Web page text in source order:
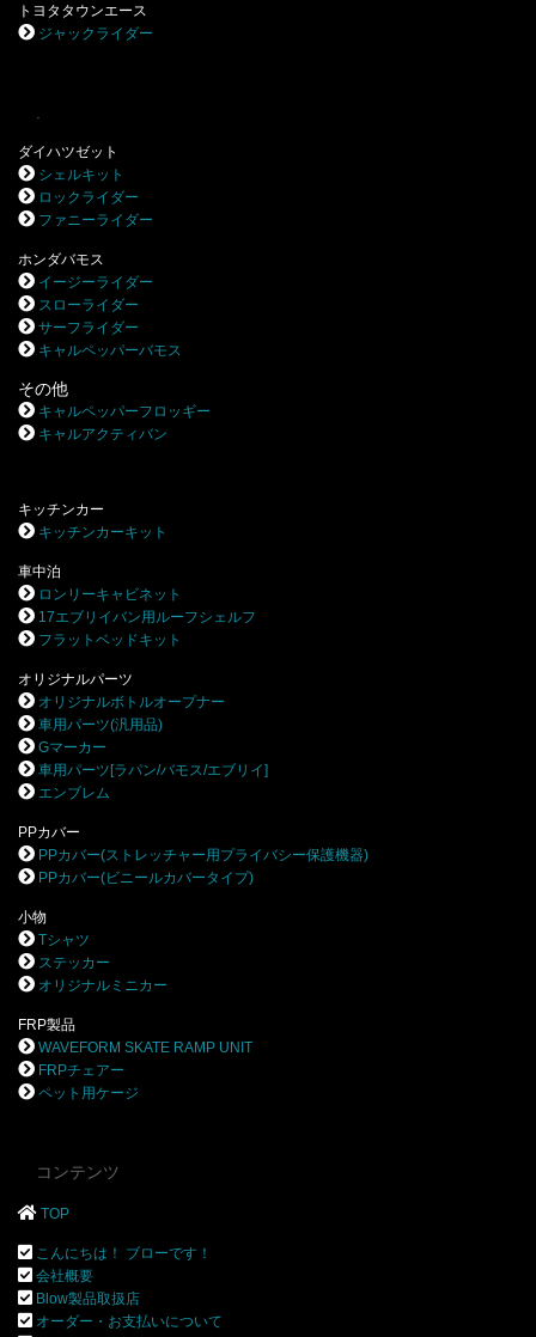
トヨタタウンエース
ジャックライダー
ダイハツゼット
シェルキット
ロックライダー
ファニーライダー
ホンダバモス
イージーライダー
スローライダー
サーフライダー
キャルペッパーバモス
その他
キャルペッパーフロッギー
キャルアクティバン
キッチンカー
キッチンカーキット
車中泊
ロンリーキャビネット
17エブリイバン用ルーフシェルフ
フラットベッドキット
オリジナルパーツ
オリジナルボトルオープナー
車用パーツ(汎用品)
Gマーカー
車用パーツ[ラパン/バモス/エブリイ]
エンブレム
PPカバー
PPカバー(ストレッチャー用プライバシー保護機器)
PPカバー(ビニールカバータイプ)
小物
Tシャツ
ステッカー
オリジナルミニカー
FRP製品
WAVEFORM SKATE RAMP UNIT
FRPチェアー
ペット用ケージ
コンテンツ
TOP
こんにちは！ ブローです！
会社概要
Blow製品取扱店
オーダー・お支払いについて